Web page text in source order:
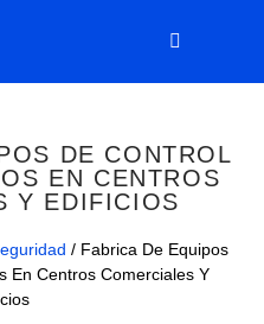
DE CONTROL
EN CENTROS
Y EDIFICIOS
/ Fabrica De Equipos
En Centros Comerciales Y